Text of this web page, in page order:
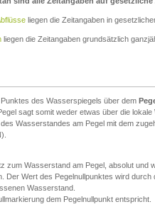
liegen die Zeitangaben in
liegen die Zeitangaben grundsätzlich
des Wasserspiegels über dem
sagt somit weder etwas über die
Wasserstandes am Pegel mit dem
zum Wasserstand am Pegel, absolut
Der Wert des Pegelnullpunktes wird
Wasserstand.
dem Pegelnullpunkt entspricht.